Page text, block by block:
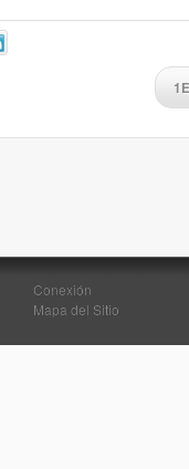
Conexión
Mapa del Sitio